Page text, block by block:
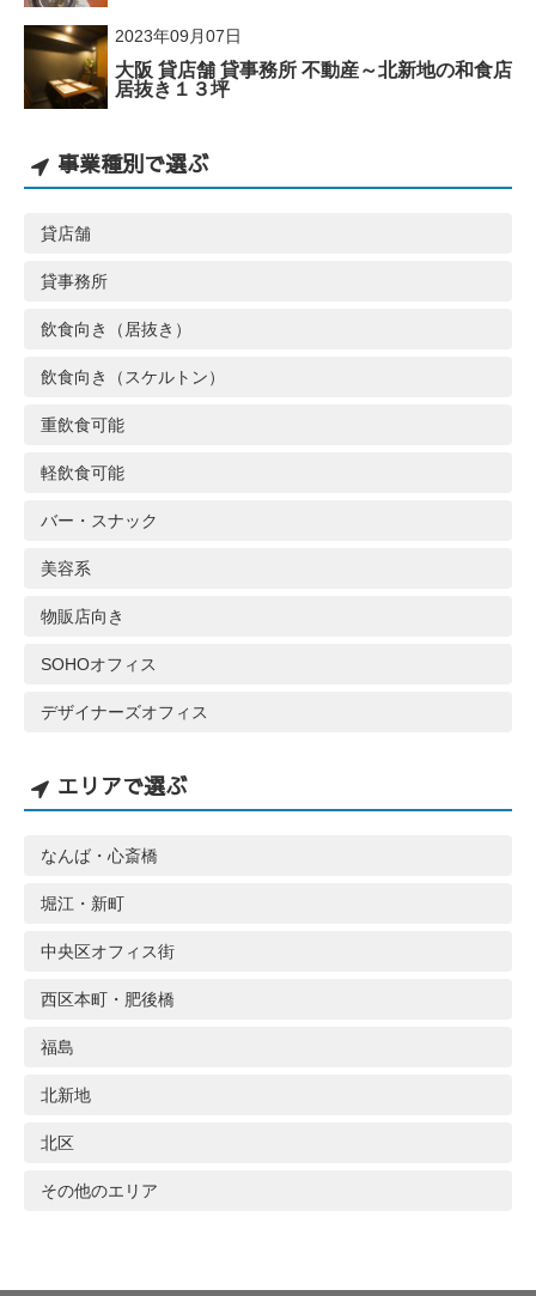
2023年09月07日
大阪 貸店舗 貸事務所 不動産～北新地の和食店
居抜き１３坪
事業種別で選ぶ
貸店舗
貸事務所
飲食向き（居抜き）
飲食向き（スケルトン）
重飲食可能
軽飲食可能
バー・スナック
美容系
物販店向き
SOHOオフィス
デザイナーズオフィス
エリアで選ぶ
なんば・心斎橋
堀江・新町
中央区オフィス街
西区本町・肥後橋
福島
北新地
北区
その他のエリア